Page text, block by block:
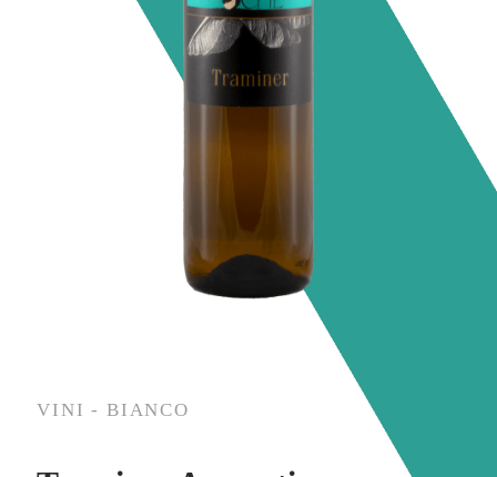
VINI - BIANCO